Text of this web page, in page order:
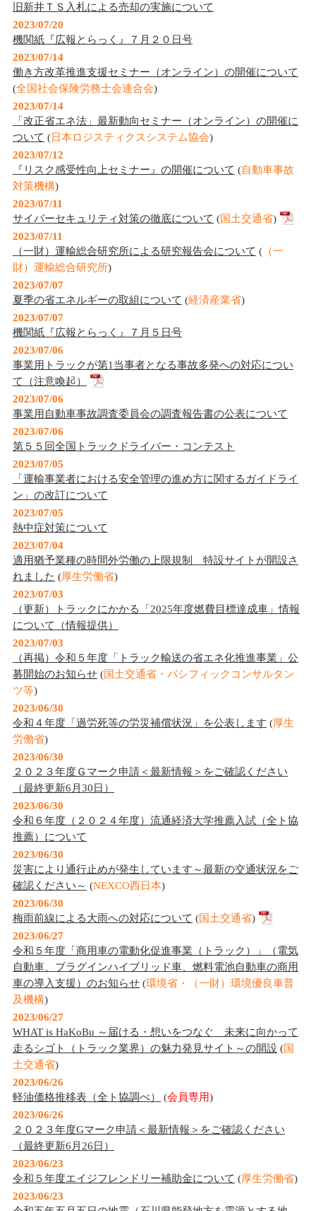
旧新井ＴＳ入札による売却の実施について
2023/07/20
機関紙『広報とらっく』７月２０日号
2023/07/14
働き方改革推進支援セミナー（オンライン）の開催について
(全国社会保険労務士会連合会)
2023/07/14
「改正省エネ法」最新動向セミナー（オンライン）の開催に
ついて (日本ロジスティクスシステム協会)
2023/07/12
『リスク感受性向上セミナー』の開催について (自動車事故
対策機構)
2023/07/11
サイバーセキュリティ対策の徹底について (国土交通省)
2023/07/11
（一財）運輸総合研究所による研究報告会について (（一
財）運輸総合研究所)
2023/07/07
夏季の省エネルギーの取組について (経済産業省)
2023/07/07
機関紙『広報とらっく』７月５日号
2023/07/06
事業用トラックが第1当事者となる事故多発への対応につい
て（注意喚起）
2023/07/06
事業用自動車事故調査委員会の調査報告書の公表について
2023/07/06
第５５回全国トラックドライバー・コンテスト
2023/07/05
「運輸事業者における安全管理の進め方に関するガイドライ
ン」の改訂について
2023/07/05
熱中症対策について
2023/07/04
適用猶予業種の時間外労働の上限規制 特設サイトが開設さ
れました (厚生労働省)
2023/07/03
（更新）トラックにかかる「2025年度燃費目標達成車」情報
について（情報提供）
2023/07/03
（再掲）令和５年度「トラック輸送の省エネ化推進事業」公
募開始のお知らせ(国土交通省・パシフィックコンサルタン
ツ等)
2023/06/30
令和４年度「過労死等の労災補償状況」を公表します (厚生
労働省)
2023/06/30
２０２３年度Ｇマーク申請＜最新情報＞をご確認ください
（最終更新6月30日）
2023/06/30
令和６年度（２０２４年度）流通経済大学推薦入試（全ト協
推薦）について
2023/06/30
災害により通行止めが発生しています～最新の交通状況をご
確認ください～ (NEXCO西日本)
2023/06/30
梅雨前線による大雨への対応について (国土交通省)
2023/06/27
令和５年度「商用車の電動化促進事業（トラック）」（電気
自動車、プラグインハイブリッド車、燃料電池自動車の商用
車の導入支援）のお知らせ(環境省・（一財）環境優良車普
及機構)
2023/06/27
WHAT is HaKoBu ～届ける・想いをつなぐ 未来に向かって
走るシゴト（トラック業界）の魅力発見サイト～の開設 (国
土交通省)
2023/06/26
軽油価格推移表（全ト協調べ）
(会員専用)
2023/06/26
２０２３年度Gマーク申請＜最新情報＞をご確認ください
（最終更新6月26日）
2023/06/23
令和５年度エイジフレンドリー補助金について (厚生労働省)
2023/06/23